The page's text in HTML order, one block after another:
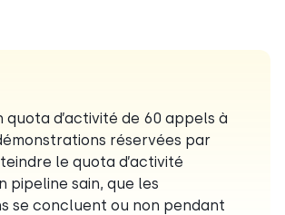
quota d’activité de 60 appels à
réservées par
le quota d’activité
pipeline sain, que les
se concluent ou non pendant